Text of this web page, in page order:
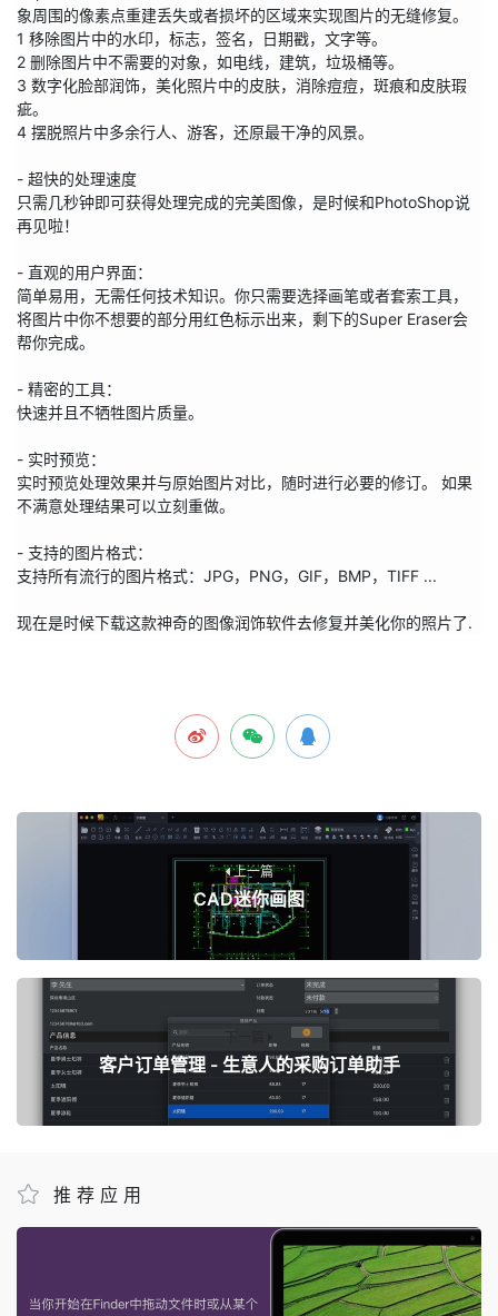
象周围的像素点重建丢失或者损坏的区域来实现图片的无缝修复。
1 移除图片中的水印，标志，签名，日期戳，文字等。
2 删除图片中不需要的对象，如电线，建筑，垃圾桶等。
3 数字化脸部润饰，美化照片中的皮肤，消除痘痘，斑痕和皮肤瑕
疵。
4 摆脱照片中多余行人、游客，还原最干净的风景。
- 超快的处理速度
只需几秒钟即可获得处理完成的完美图像，是时候和PhotoShop说
再见啦！
- 直观的用户界面：
简单易用，无需任何技术知识。你只需要选择画笔或者套索工具，
将图片中你不想要的部分用红色标示出来，剩下的Super Eraser会
帮你完成。
- 精密的工具：
快速并且不牺牲图片质量。
- 实时预览：
实时预览处理效果并与原始图片对比，随时进行必要的修订。 如果
不满意处理结果可以立刻重做。
- 支持的图片格式：
支持所有流行的图片格式：JPG，PNG，GIF，BMP，TIFF ...
现在是时候下载这款神奇的图像润饰软件去修复并美化你的照片了.
上一篇
CAD迷你画图
下一篇
客户订单管理 - 生意人的采购订单助手
推荐应用